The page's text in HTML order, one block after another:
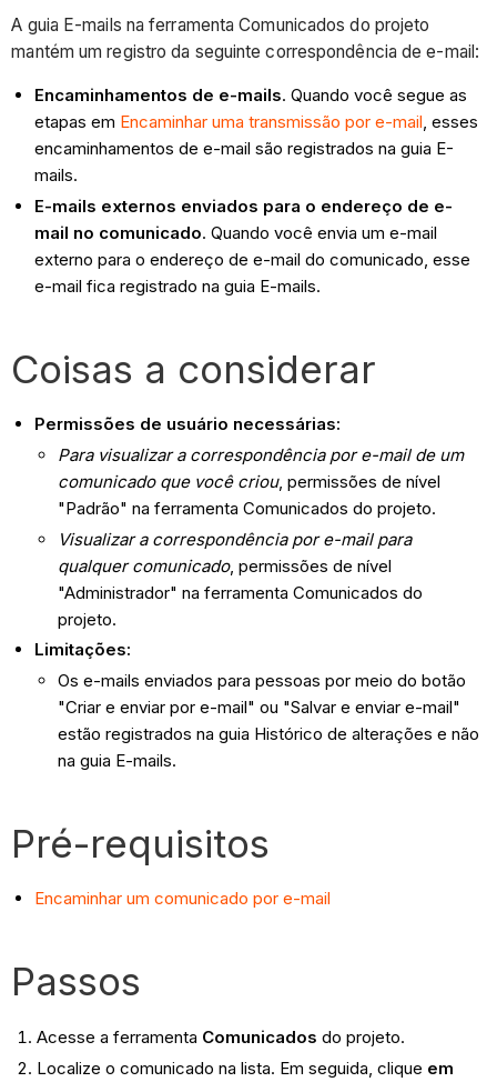
A guia E-mails na ferramenta Comunicados do projeto
mantém um registro da seguinte correspondência de e-mail:
Encaminhamentos de e-mails. Quando você segue as
etapas em Encaminhar uma transmissão por e-mail, esses
encaminhamentos de e-mail são registrados na guia E-
mails.
E-mails externos enviados para o endereço de e-
mail no comunicado. Quando você envia um e-mail
externo para o endereço de e-mail do comunicado, esse
e-mail fica registrado na guia E-mails.
Coisas a considerar
Permissões de usuário necessárias:
Para visualizar a correspondência por e-mail de um
comunicado que você criou, permissões de nível
"Padrão" na ferramenta Comunicados do projeto.
Visualizar a correspondência por e-mail para
qualquer comunicado, permissões de nível
"Administrador" na ferramenta Comunicados do
projeto.
Limitações:
Os e-mails enviados para pessoas por meio do botão
"Criar e enviar por e-mail" ou "Salvar e enviar e-mail"
estão registrados na guia Histórico de alterações e não
na guia E-mails.
Pré-requisitos
Encaminhar um comunicado por e-mail
Passos
Acesse a ferramenta Comunicados do projeto.
Localize o comunicado na lista. Em seguida, clique em